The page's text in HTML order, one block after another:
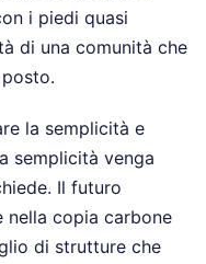
i piedi quasi
di una comunità che
la semplicità e
semplicità venga
Il futuro
nella copia carbone
di strutture che